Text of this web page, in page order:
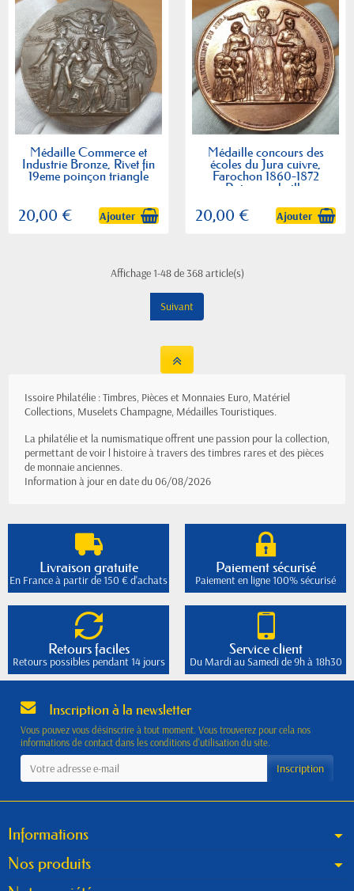
Médaille Commerce et
Industrie Bronze, Rivet fin
19eme poinçon triangle
20,00 € Ajouter
Médaille concours des
écoles du Jura cuivre,
Farochon 1860-1872
Poincon abeille
20,00 € Ajouter
Affichage 1-48 de 368 article(s)
Suivant
Issoire Philatélie : Timbres, Pièces et Monnaies Euro, Matériel
Collections, Muselets Champagne, Médailles Touristiques.
La philatélie et la numismatique offrent une passion pour la collection,
permettant de voir l histoire à travers des timbres rares et des pièces
de monnaie anciennes.
Information à jour en date du 06/08/2026
Livraison gratuite
En France à partir de 150 € d'achats
Paiement sécurisé
Paiement en ligne 100% sécurisé
Retours faciles
Retours possibles pendant 14 jours
Service client
Du Mardi au Samedi de 9h à 18h30
Inscription à la newsletter
Vous pouvez vous désinscrire à tout moment. Vous trouverez pour cela nos
informations de contact dans les conditions d'utilisation du site.
Informations
Nos produits